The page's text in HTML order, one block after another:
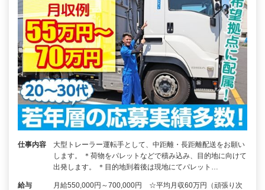
仕事内容
大型トレーラー運転手として、中距離・長距離配送をお願い
します。 ＊荷物をパレットなどで積み込み、目的地に向けて
出発します。 ＊目的地到着後は現地にてパレット…
給与
月給550,000円～700,000円 ☆平均月収60万円（頑張り次